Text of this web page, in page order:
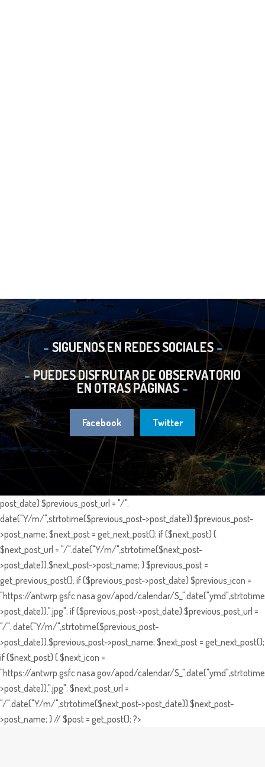
SIGUENOS EN REDES SOCIALES
PUEDES DISFRUTAR DE OBSERVATORIO
EN OTRAS PÁGINAS
Facebook Twitter
post_date) $previous_post_url = "/".
date("Y/m/",strtotime($previous_post->post_date)).$previous_post-
>post_name; $next_post = get_next_post(); if ($next_post) {
$next_post_url = "/".date("Y/m/",strtotime($next_post-
>post_date)).$next_post->post_name; } $previous_post =
get_previous_post(); if ($previous_post->post_date) $previous_icon =
"https://antwrp.gsfc.nasa.gov/apod/calendar/
>post_date)).".jpg"; if ($previous_post->post_date) $previous_post_url =
"/". date("Y/m/",strtotime($previous_post-
>post_date)).$previous_post->post_name; $next_post = get_next_post();
if ($next_post) { $next_icon =
"https://antwrp.gsfc.nasa.gov/apod/calendar/
>post_date)).".jpg"; $next_post_url =
"/".date("Y/m/",strtotime($next_post->post_date)).$next_post-
>post_name; } // $post = get_post(); ?>